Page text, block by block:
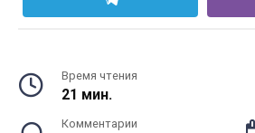
Время чтения
21 мин.
Комментарии